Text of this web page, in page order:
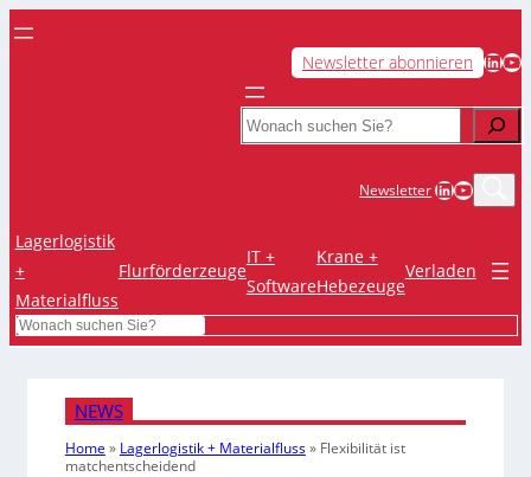
Newsletter abonnieren LinkedIn YouTube
Search
NewsletterLinkedIn
Lagerlogistik
+
Materialfluss
Flurförderzeuge
IT +
Software
Krane +
Hebezeuge
Verladen
Search
NEWS
Home » Lagerlogistik + Materialfluss» Flexibilität ist
matchentscheidend